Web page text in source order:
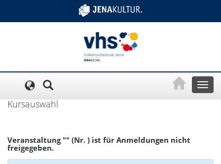
Toggle
Kursauswahl
Veranstaltung "" (Nr. ) ist für Anmeldungen nicht
freigegeben.